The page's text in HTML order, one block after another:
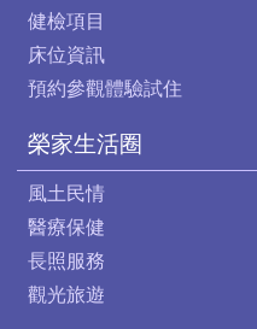
健檢項目
床位資訊
預約參觀體驗試住
榮家生活圈
風土民情
醫療保健
長照服務
觀光旅遊